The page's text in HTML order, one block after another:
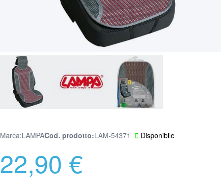
Disponibile
Marca:LAMPACod. prodotto LAM-54371
22,90 €